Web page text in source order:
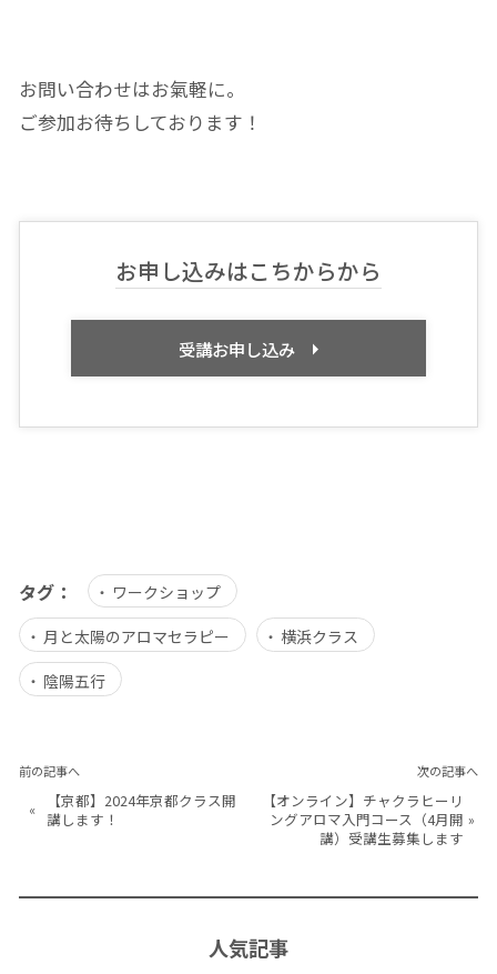
お問い合わせはお氣軽に。
ご参加お待ちしております！
お申し込みはこちからから
受講お申し込み
タグ：
ワークショップ
月と太陽のアロマセラピー
横浜クラス
陰陽五行
前の記事へ
«
【京都】2024年京都クラス開
講します！
次の記事へ
【オンライン】チャクラヒーリ
ングアロマ入門コース（4月開
講）受講生募集します
»
人気記事